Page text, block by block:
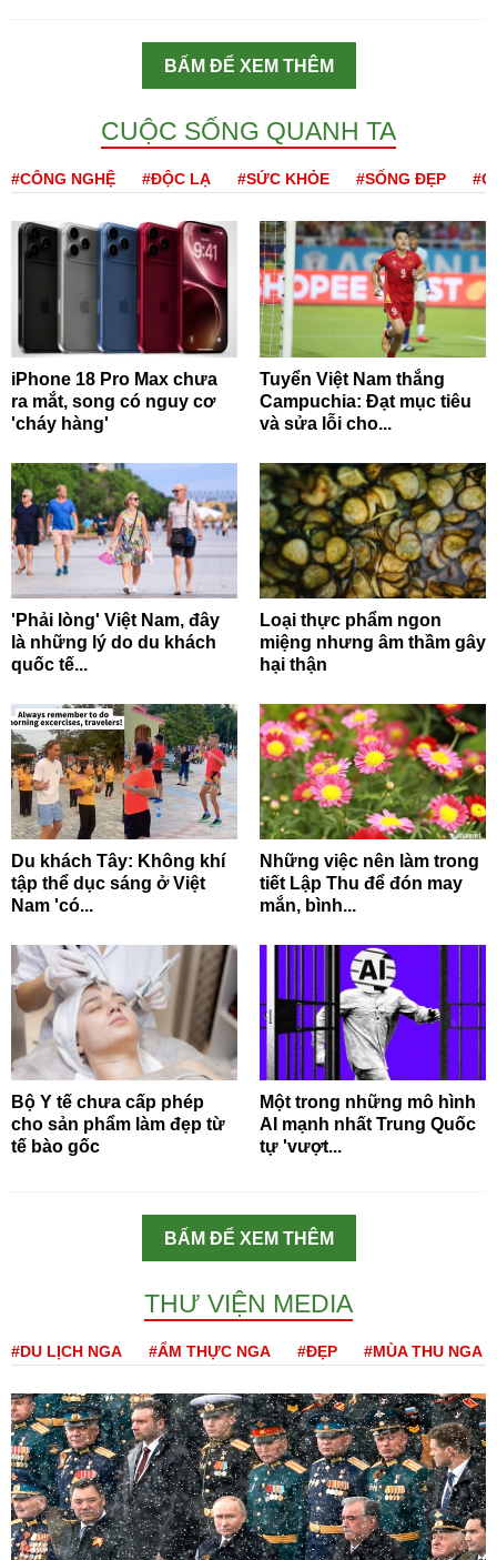
BẤM ĐỂ XEM THÊM
CUỘC SỐNG QUANH TA
#CÔNG NGHỆ #ĐỘC LẠ #SỨC KHỎE #SỐNG ĐẸP
iPhone 18 Pro Max chưa
ra mắt, song có nguy cơ
'cháy hàng'
Tuyển Việt Nam thắng
Campuchia: Đạt mục tiêu
và sửa lỗi cho...
'Phải lòng' Việt Nam, đây
là những lý do du khách
quốc tế...
Loại thực phẩm ngon
miệng nhưng âm thầm gây
hại thận
Du khách Tây: Không khí
tập thể dục sáng ở Việt
Nam 'có...
Những việc nên làm trong
tiết Lập Thu để đón may
mắn, bình...
Bộ Y tế chưa cấp phép
cho sản phẩm làm đẹp từ
tế bào gốc
Một trong những mô hình
AI mạnh nhất Trung Quốc
tự 'vượt...
BẤM ĐỂ XEM THÊM
THƯ VIỆN MEDIA
#DU LỊCH NGA #ẨM THỰC NGA #ĐẸP #MÙA THU NGA